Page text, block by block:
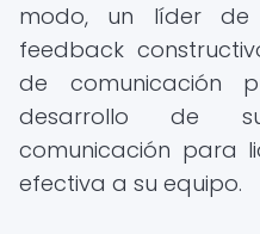
modo, un líder de
feedback
de comunicación
desarrollo de
comunicación para
efectiva a su equipo.